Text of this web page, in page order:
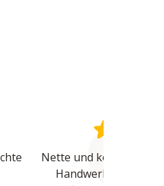
Nette und kompetente
Handwerker waren